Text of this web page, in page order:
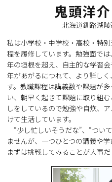
鬼頭洋介
北海道釧路湖
私は小学校・中学校・高校・特
程を履修しています。勉強面で
年の垣根を超え、自主的な学習
年があがるにつれて、より詳し
す。教職課程は講義数や課題が
い、朝早く起きて課題に取り組
しをしているので勉強や自炊、
けて生活しています。
“少し忙しいそうだな”、“つい
ませんが、一つひとつの講義や
まずは挑戦してみることが大事だ